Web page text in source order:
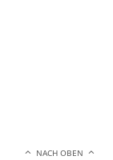
NACH OBEN